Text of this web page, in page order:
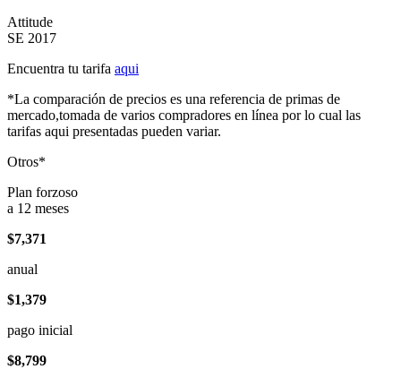
Attitude
SE 2017
Encuentra tu tarifa aqui
*La comparación de precios es una referencia de primas de
mercado,tomada de varios compradores en línea por lo cual las
tarifas aqui presentadas pueden variar.
Otros*
Plan forzoso
a 12 meses
$7,371
anual
$1,379
pago inicial
$8,799